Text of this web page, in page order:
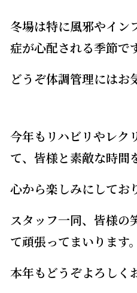
冬場は特に風邪やイン
症が心配される季節で
どうぞ体調管理にはお
今年もリハビリやレク
て、皆様と素敵な時間
心から楽しみにしてお
スタッフ一同、皆様の
て頑張ってまいります。
本年もどうぞよろしく